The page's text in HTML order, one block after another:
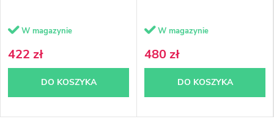
W magazynie
422 zł
DO KOSZYKA
W magazynie
480 zł
DO KOSZYKA